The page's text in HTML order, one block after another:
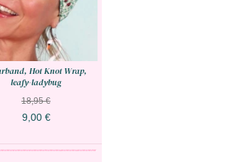
Hot Knot Wrap,
leafy-ladybug
18,95 €
9,00 €